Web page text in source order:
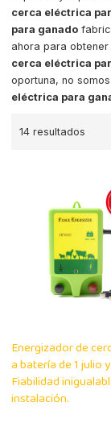
cerca eléctrica
para ganado
ahora para
cerca eléctrica
oportuna, no
eléctrica para
14 resultados
Energizador de
a batería de 1 julio
Fiabilidad
instalación.